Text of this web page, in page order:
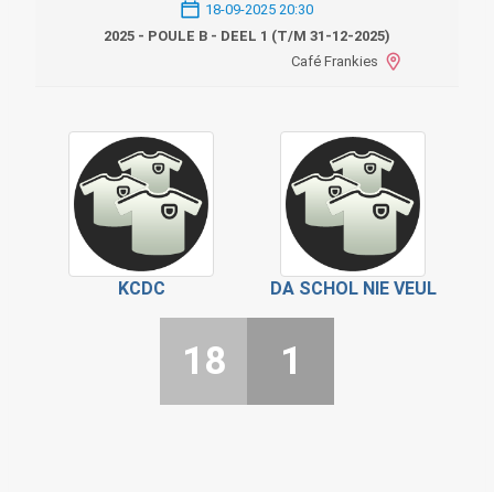
18-09-2025 20:30
2025 - POULE B - DEEL 1 (T/M 31-12-2025)
Café Frankies
KCDC DA SCHOL NIE VEUL
18 1